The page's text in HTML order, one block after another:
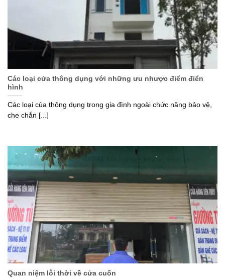
Các loại cửa thông dụng với những ưu nhược điểm điển
hình
Các loại của thông dụng trong gia đình ngoài chức năng bảo vệ,
che chắn [...]
Quan niệm lỗi thời về cửa cuốn